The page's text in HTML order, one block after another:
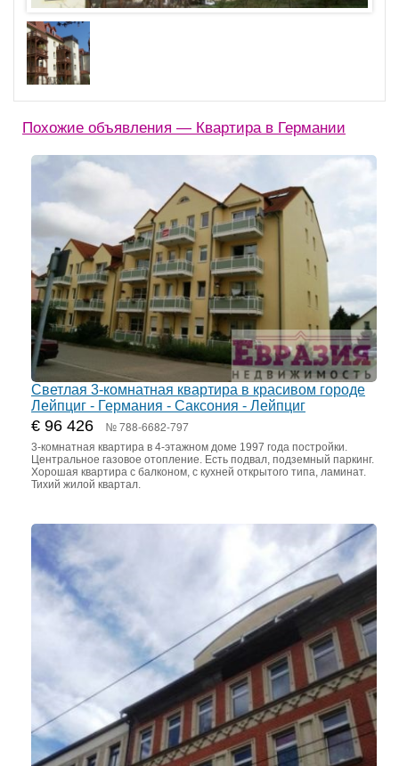
Похожие объявления — Квартира в Германии
Светлая 3-комнатная квартира в красивом городе
Лейпциг - Германия - Саксония - Лейпциг
€ 96 426 № 788-6682-797
3-комнатная квартира в 4-этажном доме 1997 года постройки.
Центральное газовое отопление. Есть подвал, подземный паркинг.
Хорошая квартира с балконом, с кухней открытого типа, ламинат.
Тихий жилой квартал.